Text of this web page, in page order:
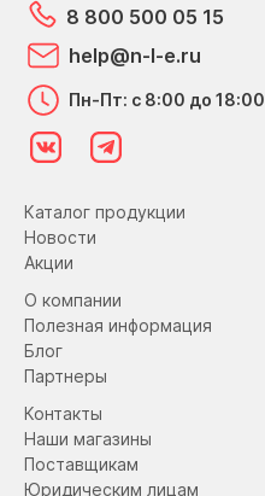
Каталог продукции
Новости
Акции
О компании
Полезная информация
Блог
Партнеры
Контакты
Наши магазины
Поставщикам
Юридическим лицам
8 800 500 05 15
help@n-l-e.ru
Пн-Пт: с 8:00 до 18:00